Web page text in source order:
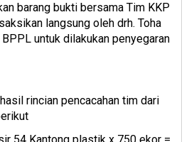
barang bukti bersama Tim KKP
langsung oleh drh. Toha
untuk dilakukan penyegaran
rincian pencacahan tim dari